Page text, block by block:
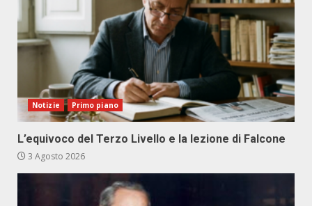
Notizie Primo piano
L’equivoco del Terzo Livello e la lezione di Falcone
3 Agosto 2026